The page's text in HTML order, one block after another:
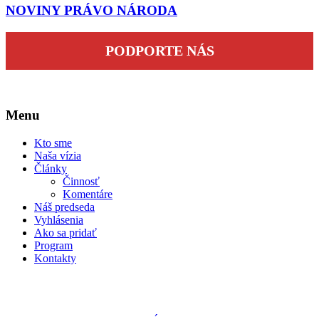
NOVINY PRÁVO NÁRODA
PODPORTE NÁS
Menu
Kto sme
Naša vízia
Články
Činnosť
Komentáre
Náš predseda
Vyhlásenia
Ako sa pridať
Program
Kontakty